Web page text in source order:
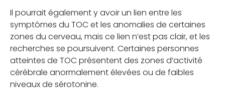
Il pourrait également y avoir un lien entre les
symptômes du TOC et les anomalies de certaines
zones du cerveau, mais ce lien n’est pas clair, et les
recherches se poursuivent. Certaines personnes
atteintes de TOC présentent des zones d’activité
cérébrale anormalement élevées ou de faibles
niveaux de sérotonine.